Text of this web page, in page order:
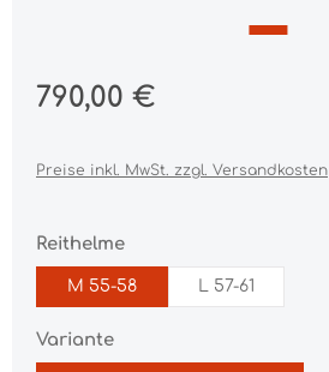
Regulärer Preis:
790,00 €
Preise inkl. MwSt. zzgl. Versandkosten
Reithelmeauswählen
M 55-58 L 57-61
Varianteauswählen